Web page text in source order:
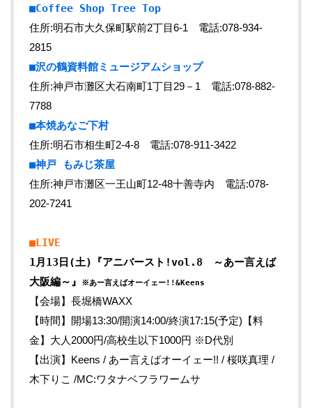
■Coffee Shop Tree Top
住所:明石市大久保町駅前2丁目6-1 電話:078-934-
2815
■沢の鶴資料館ミュージアムショップ
住所:神戸市灘区大石南町1丁目29－1 電話:078-882-
7788
■本焼あなご下村
住所:明石市相生町2-4-8 電話:078-911-3422
■神戸 もみじ茶屋
住所:神戸市灘区一王山町12-48十善寺内 電話:078-
202-7241
■LIVE
1月13日(土)『アニバースト!vol.8 ～あー言えば
大阪編～』
※あー言えばオーイェー!!&Keens
【会場】長堀橋WAXX
【時間】開場13:30/開演14:00/終演17:15(予定)【料
金】大人2000円/高校生以下1000円 ※D代別
【出演】Keens / あー言えばオーイェー!! / 桜咲真理 /
木下りこ /MC:ワタナベフラワームサ